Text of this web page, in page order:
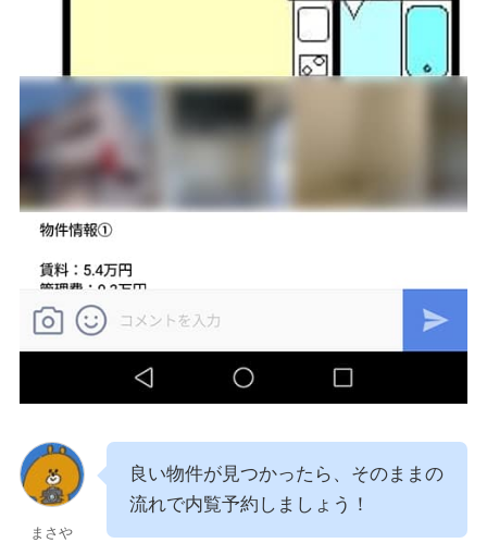
まさや
良い物件が見つかったら、そのままの
流れで内覧予約しましょう！